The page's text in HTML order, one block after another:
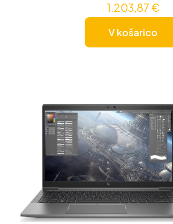
1.203,87 €
V košarico